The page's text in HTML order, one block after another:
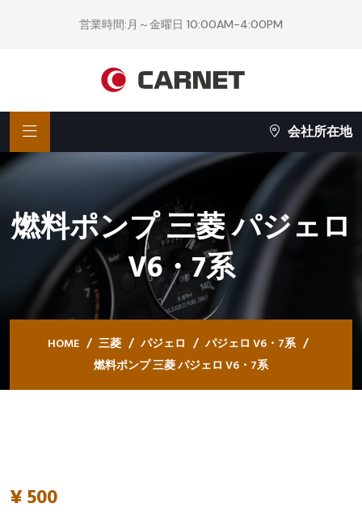
営業時間:月～金曜日 10:00AM-4:00PM
会社所在地
燃料ポンプ 三菱 パジェロ
V6・7系
HOME 三菱 パジェロ
パジェロ V6・7系
燃料ポンプ 三菱 パジェロ V6・7系
¥500